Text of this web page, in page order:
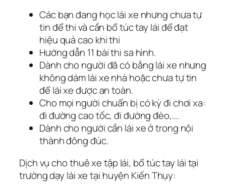
Các bạn đang học lái xe nhưng chưa tự
tin để thi và cần bổ túc tay lái để đạt
hiệu quả cao khi thi
Hướng dẫn 11 bài thi sa hình.
Dành cho người đã có bằng lái xe nhưng
không dám lái xe nhà hoặc chưa tự tin
để lái xe được an toàn.
Cho mọi người chuẩn bị có kỳ đi chơi xa:
đi đường cao tốc, đi đường đèo,….
Dành cho người cần lái xe ở trong nội
thành đông đúc.
Dịch vụ cho thuê xe tập lái, bổ túc tay lái tại
trường dạy lái xe tại huyện Kiến Thụy: